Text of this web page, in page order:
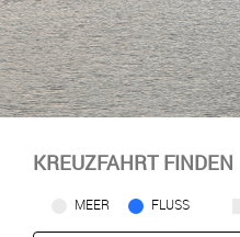
KREUZFAHRT FINDEN
MEER FLUSS